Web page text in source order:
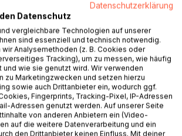
Musiktherapie verbindet
und tiefenpsychologisches
stehen die gemeinsame
und das therapeutische
Austausch von Kunst, Psychologie
in dritter Auflage erscheinende Buch
dieses Konzeptes
sie an dem ausführlichen
Mannes, der in einem Kinderheim
und durch die Musiktherapie nicht
Datenschutzerklärung
Datenschutz
vergleichbare Technologien auf unserer
sind essenziell und technisch notwendig.
Analysemethoden (z. B. Cookies oder
Tracking), um zu messen, wie häufig
und wie sie genutzt wird. Wir verwenden
zu Marketingzwecken und setzen hierzu
sowie auch Drittanbieter ein, wodurch ggf.
Fingerprints, Tracking-Pixel, IP-Adressen
Adressen genutzt werden. Auf unserer Seite
von anderen Anbietern ein (Video-
auf die weitere Datenverarbeitung und ein
den Drittanbieter keinen Einfluss. Mit deiner